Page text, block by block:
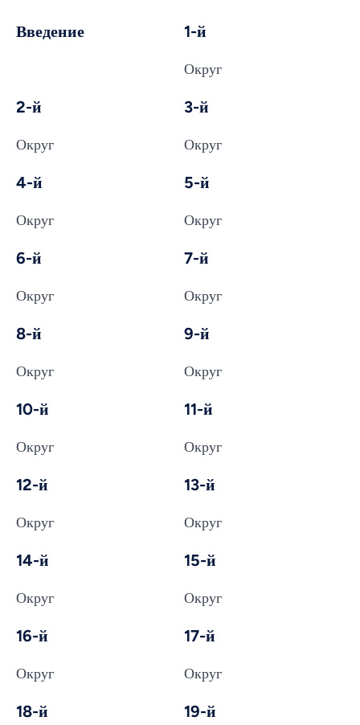
Введение 1-й
Округ
2-й
Округ
3-й
Округ
4-й
Округ
5-й
Округ
6-й
Округ
7-й
Округ
8-й
Округ
9-й
Округ
10-й
Округ
11-й
Округ
12-й
Округ
13-й
Округ
14-й
Округ
15-й
Округ
16-й
Округ
17-й
Округ
18-й 19-й